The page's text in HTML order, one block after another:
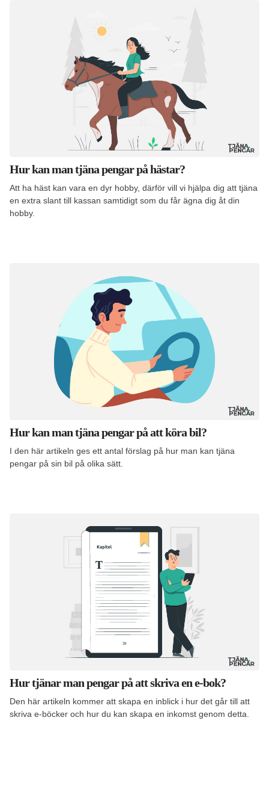
Hur kan man tjäna pengar på hästar?
Att ha häst kan vara en dyr hobby, därför vill vi hjälpa dig att tjäna
en extra slant till kassan samtidigt som du får ägna dig åt din
hobby.
Hur kan man tjäna pengar på att köra bil?
I den här artikeln ges ett antal förslag på hur man kan tjäna
pengar på sin bil på olika sätt.
Hur tjänar man pengar på att skriva en e-bok?
Den här artikeln kommer att skapa en inblick i hur det går till att
skriva e-böcker och hur du kan skapa en inkomst genom detta.